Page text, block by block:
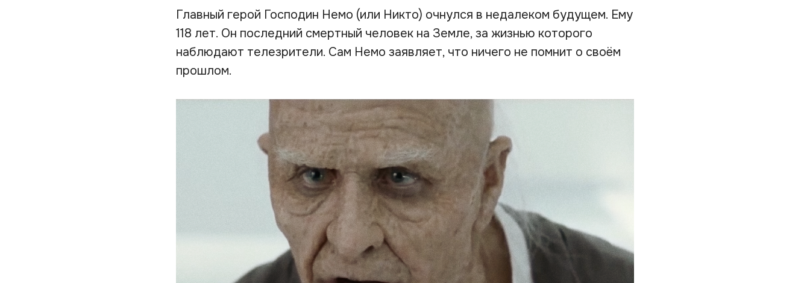
Главный герой Господин Немо (или Никто) очнулся в недалеком будущем. Ему
118 лет. Он последний смертный человек на Земле, за жизнью которого
наблюдают телезрители. Сам Немо заявляет, что ничего не помнит о своём
прошлом.